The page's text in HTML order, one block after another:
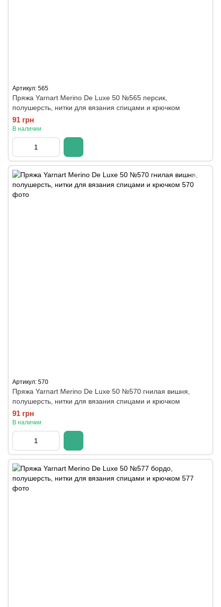
Артикул: 565
Пряжа Yarnart Merino De Luxe 50 №565 персик,
полушерсть, нитки для вязания спицами и крючком
91 грн
В наличии
Артикул: 570
Пряжа Yarnart Merino De Luxe 50 №570 гнилая вишня,
полушерсть, нитки для вязания спицами и крючком
91 грн
В наличии